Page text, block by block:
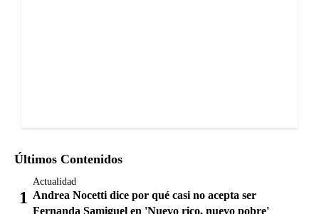
Últimos Contenidos
Actualidad
Andrea Nocetti dice por qué casi no acepta ser
Fernanda Samiguel en 'Nuevo rico, nuevo pobre'